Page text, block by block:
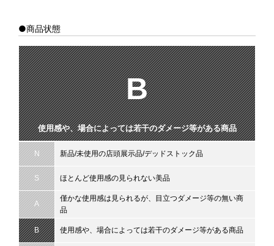
●商品状態
B
使用感や、場合によっては若干のダメージ等がある商品
N 新品/未使用の店頭展示品/デッドストック品
S ほとんど使用感の見られない美品
A
僅かな使用感は見られるが、目立つダメージ等の無い商
品
B 使用感や、場合によっては若干のダメージ等がある商品